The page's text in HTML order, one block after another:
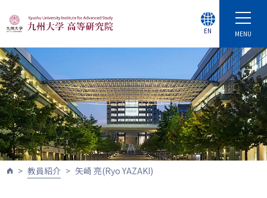
MENU
EN
教員紹介 矢崎 亮(Ryo YAZAKI)